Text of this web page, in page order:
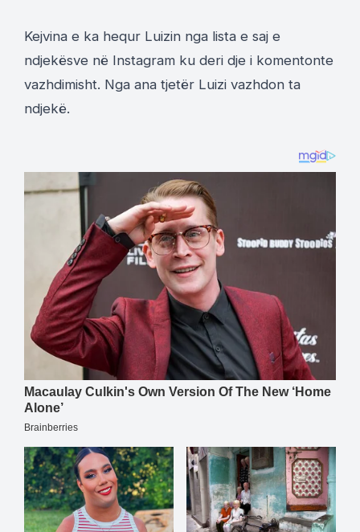
Kejvina e ka hequr Luizin nga lista e saj e
ndjekësve në Instagram ku deri dje i komentonte
vazhdimisht. Nga ana tjetër Luizi vazhdon ta
ndjekë.